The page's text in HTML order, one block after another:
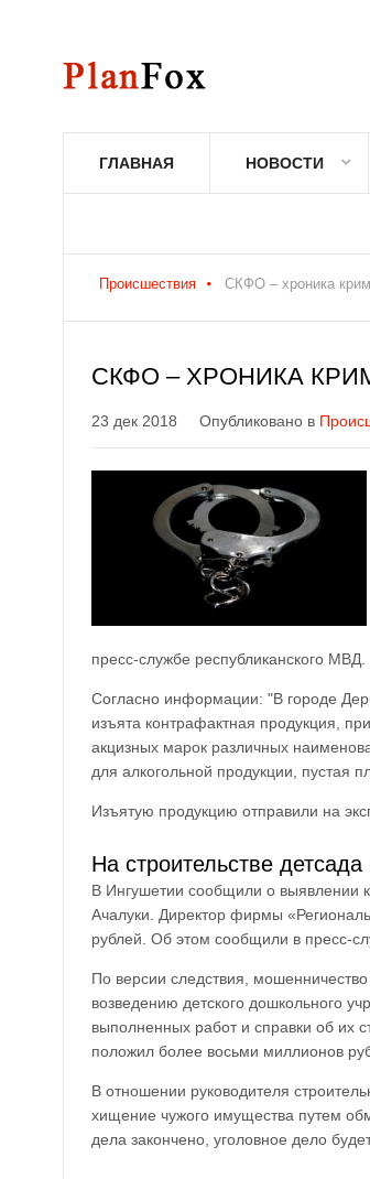
ГЛАВНАЯ НОВОСТИ
Происшествия СКФО – хроника
СКФО – ХРОНИКА
23 дек 2018 Опубликовано в
пресс-службе республиканского МВД.
Согласно информации: "В городе
изъята контрафактная продукция,
акцизных марок различных
для алкогольной продукции, пустая
Изъятую продукцию отправили на
На строительстве
В Ингушетии сообщили о выявлении
Ачалуки. Директор фирмы
рублей. Об этом сообщили в пресс-
По версии следствия,
возведению детского дошкольного
выполненных работ и справки об их
положил более восьми миллионов
В отношении руководителя
хищение чужого имущества путем
дела закончено, уголовное дело